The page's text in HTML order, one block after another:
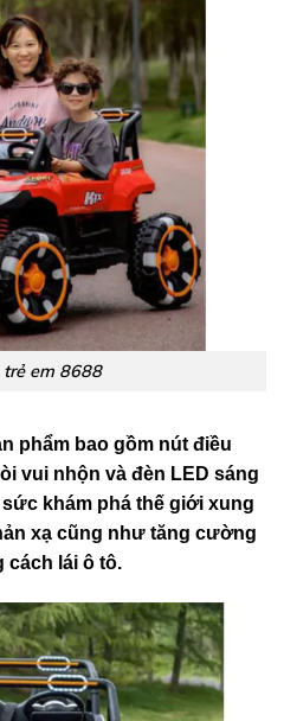
trẻ em 8688
phẩm bao gồm nút điều
vui nhộn và đèn LED sáng
khám phá thế giới xung
xạ cũng như tăng cường
cách lái ô tô.